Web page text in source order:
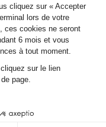
cliquez sur « Accepter
lors de votre
ces cookies ne seront
6 mois et vous
à tout moment.
sur le lien
page.
Corsicaweb